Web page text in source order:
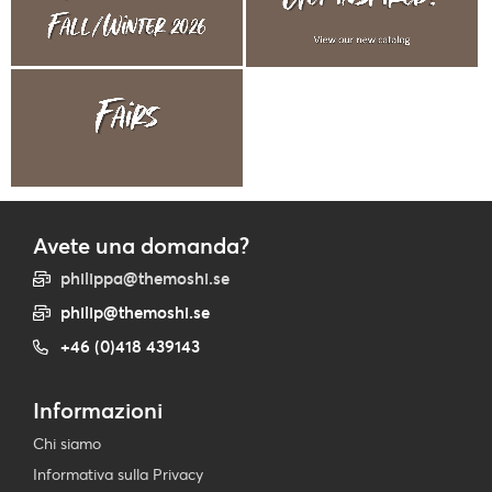
Avete una domanda?
philippa@themoshi.se
philip@themoshi.se
+46 (0)418 439143
Informazioni
Chi siamo
Informativa sulla Privacy